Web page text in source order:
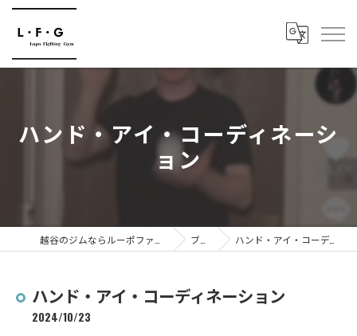
ハンド・アイ・コーディネーシ
ョン
ブログ ハンド・アイ・コーディネーション
ハンド・アイ・コーディネーション
2024/10/23